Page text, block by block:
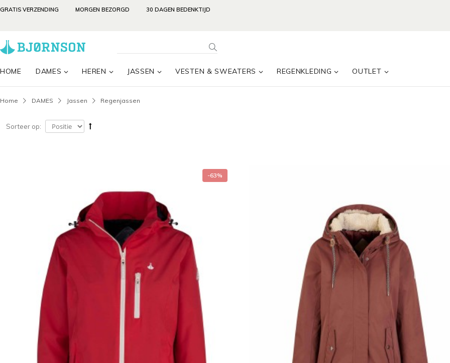
GRATIS VERZENDING MORGEN BEZORGD 30 DAGEN BEDENKTIJD
HOME DAMES HEREN JASSEN VESTEN & SWEATERS REGENKLEDING OUTLET
Home DAMES Jassen Regenjassen
Sorteer op:
-63%